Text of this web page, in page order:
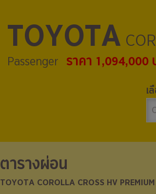
TOYOTA
Passenger ราคา 1,094,000
เ
ตารางผ่อน
TOYOTA COROLLA CROSS HV PREMIUM
ตารางผ่อน
TOYOTA COROLLA CROSS HV PREMIUM